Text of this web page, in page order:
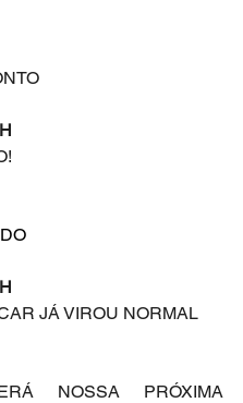
JÁ VIROU NORMAL
NOSSA PRÓXIMA